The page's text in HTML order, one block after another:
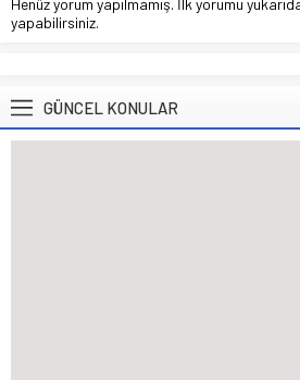
yapabilirsiniz.
GÜNCEL KONULAR